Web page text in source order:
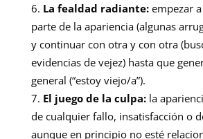
La fealdad radiante:empezar
parte de la apariencia (algunas
y continuar con otra y con otra
evidencias de vejez) hasta que
general (“estoy viejo/a”).
El juego de la culpa: la
de cualquier fallo, insatisfacción o
aunque en principio no esté